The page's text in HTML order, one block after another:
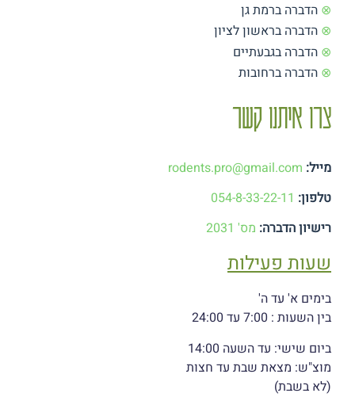
⊗ הדברה ברמת גן
⊗ הדברה בראשון לציון
⊗ הדברה בגבעתיים
⊗ הדברה ברחובות
צרו איתנו קשר
מייל: rodents.pro@gmail.com
טלפון: 054-8-33-22-11
רישיון הדברה: מס' 2031
שעות פעילות
בימים א' עד ה'
בין השעות : 7:00 עד 24:00
ביום שישי: עד השעה 14:00
מוצ"ש: מצאת שבת עד חצות
(לא בשבת)